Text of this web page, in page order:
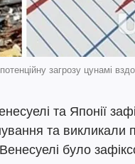
загрозу цунамі
та Японії
та
було